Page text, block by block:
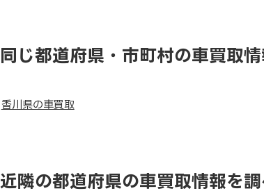
同じ都道府県・市町村の車買取
香川県の車買取
近隣の都道府県の車買取情報を調